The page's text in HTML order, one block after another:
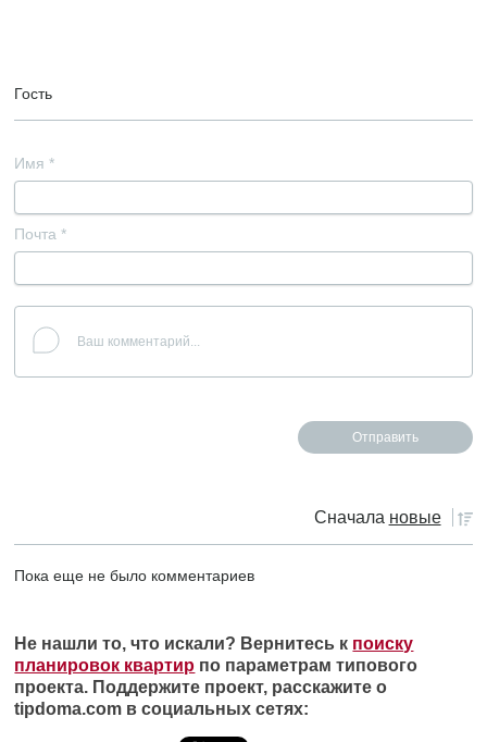
Гость
Имя *
Почта *
Сначала новые
Пока еще не было комментариев
Не нашли то, что искали? Вернитесь к поиску
планировок квартир по параметрам типового
проекта. Поддержите проект, расскажите о
tipdoma.com в социальных сетях: